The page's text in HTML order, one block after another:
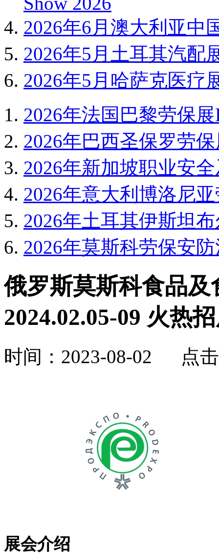
2026年6月澳大利亚中
2026年5月土耳其汽配
2026年5月哈萨克医疗
2026年法国巴黎劳保
2026年巴西圣保罗劳保
2026年新加坡职业安
2026年意大利博洛尼
2026年土耳其伊斯坦
2026年莫斯科劳保安
俄罗斯莫斯科食品
2024.02.05-09 火热
时间：2023-08-02 点
展会介绍